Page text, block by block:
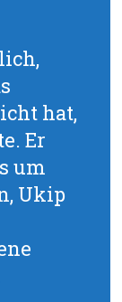
hat,
Er
um
Ukip